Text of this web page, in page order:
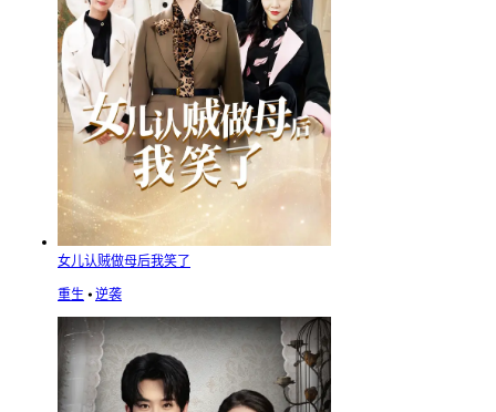
女儿认贼做母后我笑了
重生 ⦁ 逆袭